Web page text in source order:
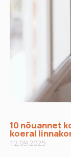
10 nõuannet
koeral
12.09.2025